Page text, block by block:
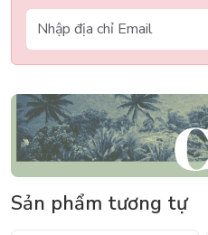
Sản phẩm tương tự